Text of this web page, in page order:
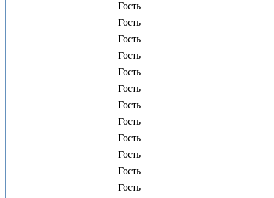
Гость
Гость
Гость
Гость
Гость
Гость
Гость
Гость
Гость
Гость
Гость
Гость